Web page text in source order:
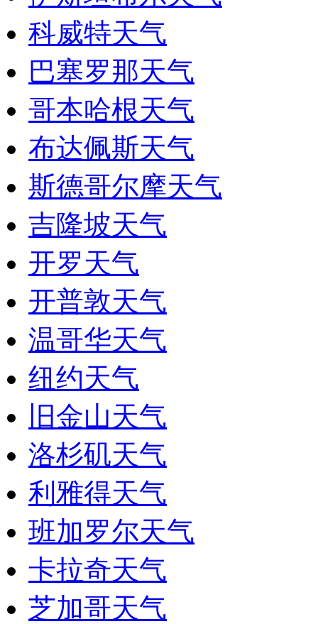
科威特天气
巴塞罗那天气
哥本哈根天气
布达佩斯天气
斯德哥尔摩天气
吉隆坡天气
开罗天气
开普敦天气
温哥华天气
纽约天气
旧金山天气
洛杉矶天气
利雅得天气
班加罗尔天气
卡拉奇天气
芝加哥天气